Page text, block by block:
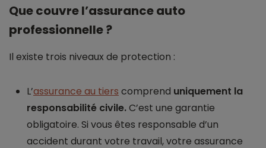
Que couvre l’assurance auto
professionnelle ?
Il existe trois niveaux de protection :
L’assurance au tiers comprend uniquement la
responsabilité civile.C’est une garantie
obligatoire. Si vous êtes responsable d’un
accident durant votre travail, votre assurance